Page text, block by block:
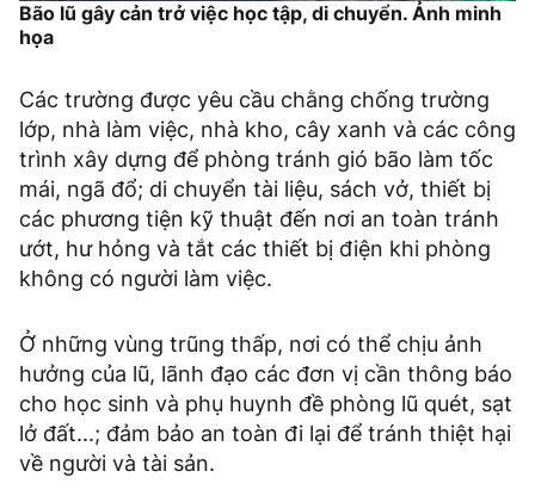
Bão lũ gây cản trở việc học tập, di chuyển. Ảnh minh
họa
Các trường được yêu cầu chằng chống trường
lớp, nhà làm việc, nhà kho, cây xanh và các công
trình xây dựng để phòng tránh gió bão làm tốc
mái, ngã đổ; di chuyển tài liệu, sách vở, thiết bị
các phương tiện kỹ thuật đến nơi an toàn tránh
ướt, hư hỏng và tắt các thiết bị điện khi phòng
không có người làm việc.
Ở những vùng trũng thấp, nơi có thể chịu ảnh
hưởng của lũ, lãnh đạo các đơn vị cần thông báo
cho học sinh và phụ huynh đề phòng lũ quét, sạt
lở đất...; đảm bảo an toàn đi lại để tránh thiệt hại
về người và tài sản.